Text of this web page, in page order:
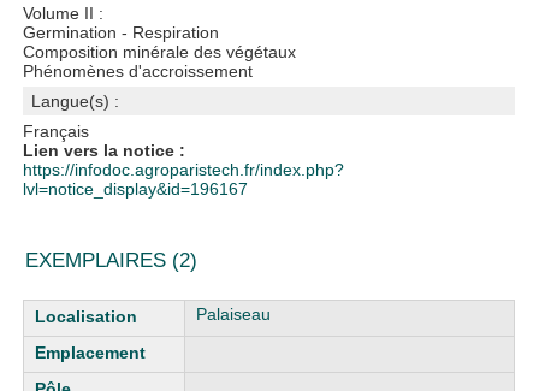
Volume II :
Germination - Respiration
Composition minérale des végétaux
Phénomènes d'accroissement
Langue(s) :
Français
Lien vers la notice :
https://infodoc.agroparistech.fr/index.php?
lvl=notice_display&id=196167
EXEMPLAIRES (2)
Liste des exemplaires Palaiseau